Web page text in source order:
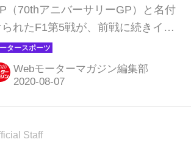
ァタウリ・ホンダ）7位、アレクサ
ダー・アルボン（レッドブル・ホン
9位。ダニール・クビアト（アル...
ースポーツ】
（70thアニバーサリーGP）と名付
られたF1第5戦が、前戦に続きイギ
・シルバーストンサーキットで行
れる。前戦をふまえて、レッドブ
ホンダはどう戦うのか。フリー走
Webモーターマガジン編集部
Staff